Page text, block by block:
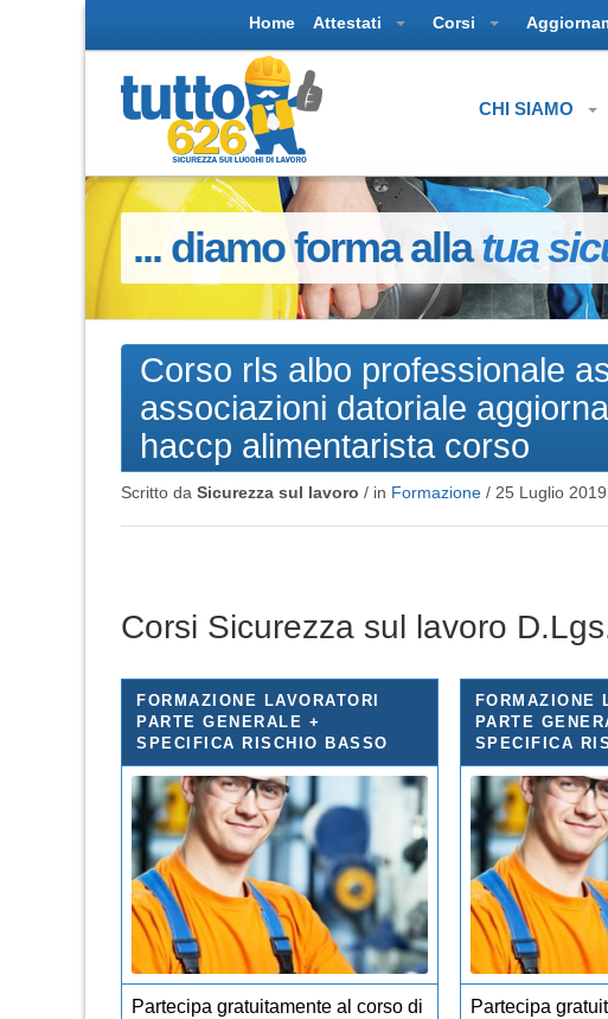
Home Attestati Corsi
CHI SIAMO
... diamo forma allatua
Corso rls albo professionale
associazioni datoriale
haccp alimentarista corso
Scritto da Sicurezza sul lavoro / in Formazione / 25 Luglio 2019
Corsi Sicurezza sul lavoro
FORMAZIONE LAVORATORI
PARTE GENERALE +
SPECIFICA RISCHIO BASSO
Partecipa gratuitamente al corso di
FORMAZIONE
PARTE
SPECIFICA
Partecipa